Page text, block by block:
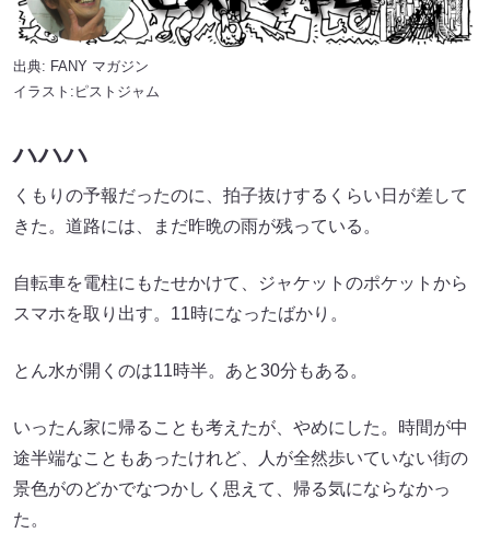
出典: FANY マガジン
イラスト:ピストジャム
ハハハ
くもりの予報だったのに、拍子抜けするくらい日が差して
きた。道路には、まだ昨晩の雨が残っている。
自転車を電柱にもたせかけて、ジャケットのポケットから
スマホを取り出す。11時になったばかり。
とん水が開くのは11時半。あと30分もある。
いったん家に帰ることも考えたが、やめにした。時間が中
途半端なこともあったけれど、人が全然歩いていない街の
景色がのどかでなつかしく思えて、帰る気にならなかっ
た。